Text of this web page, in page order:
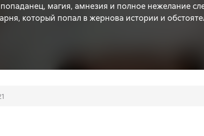
магия, амнезия и полное нежелание
который попал в жернова истории и
Если выживет, конечно…